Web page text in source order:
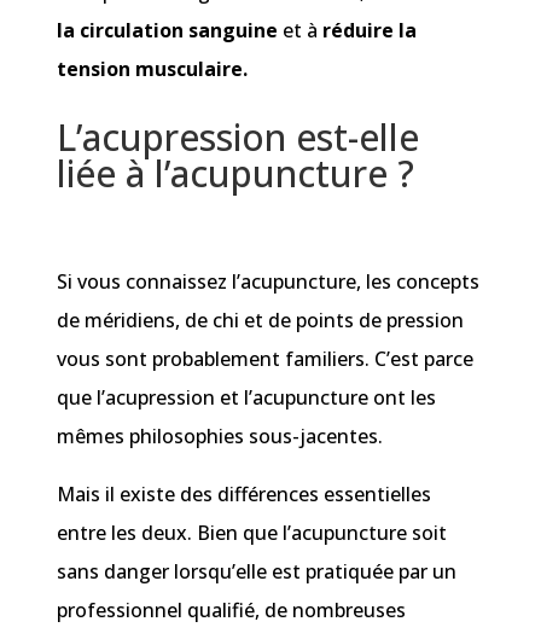
la circulation sanguine et à réduire la
tension musculaire.
L’acupression est-elle
liée à l’acupuncture ?
Si vous connaissez l’acupuncture, les concepts
de méridiens, de chi et de points de pression
vous sont probablement familiers. C’est parce
que l’acupression et l’acupuncture ont les
mêmes philosophies sous-jacentes.
Mais il existe des différences essentielles
entre les deux. Bien que l’acupuncture soit
sans danger lorsqu’elle est pratiquée par un
professionnel qualifié, de nombreuses